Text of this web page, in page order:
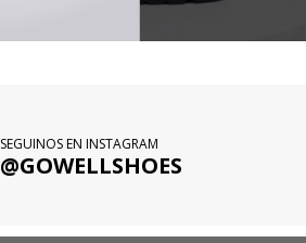
SEGUINOS EN INSTAGRAM
@GOWELLSHOES